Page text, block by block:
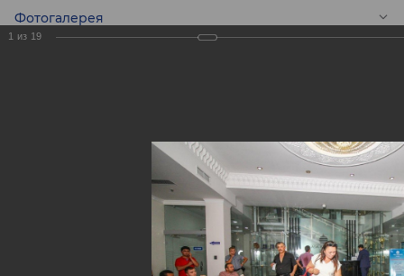
Фотогалерея
розыгрыш призов!
Финальный розыгрыш призов!
1 из 19